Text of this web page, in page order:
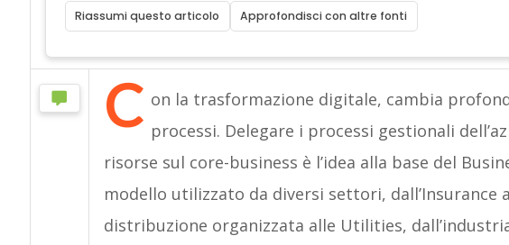
Riassumi questo articolo Approfondisci con altre fonti
C on la trasformazione digitale, cambia
processi. Delegare i processi gestionali
risorse sul core-business è l’idea alla base del
modello utilizzato da diversi settori, dall’Insurance
distribuzione organizzata alle Utilities,